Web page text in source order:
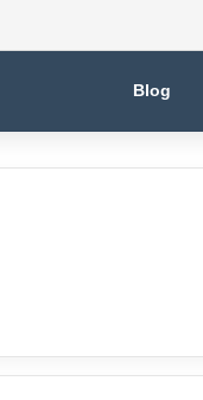
Blog